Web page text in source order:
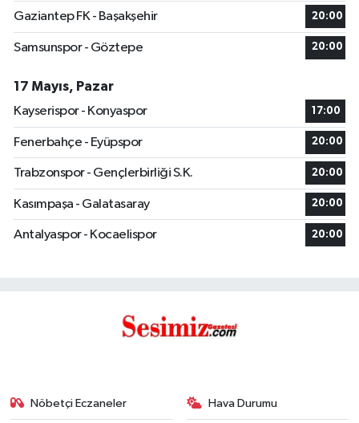
Gaziantep FK - Başakşehir 20:00
Samsunspor - Göztepe 20:00
17 Mayıs, Pazar
Kayserispor - Konyaspor
17:00
Fenerbahçe - Eyüpspor 20:00
Trabzonspor - Gençlerbirliği S.K. 20:00
Kasımpaşa - Galatasaray 20:00
Antalyaspor - Kocaelispor 20:00
Nöbetçi Eczaneler Hava Durumu